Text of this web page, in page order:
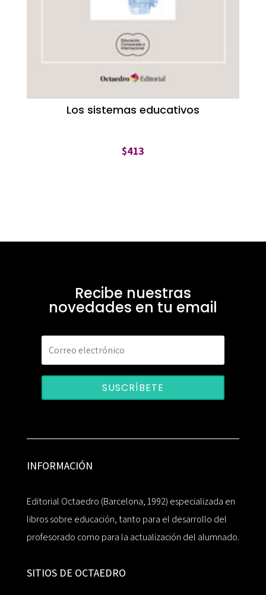
Los sistemas educativos
$413
Recibe nuestras
novedades en tu email
SUSCRÍBETE
INFORMACIÓN
Editorial Octaedro (Barcelona, 1992) especializada en
libros sobre educación, tanto para el desarrollo del
profesorado como para la actualización del alumnado.
SITIOS DE OCTAEDRO